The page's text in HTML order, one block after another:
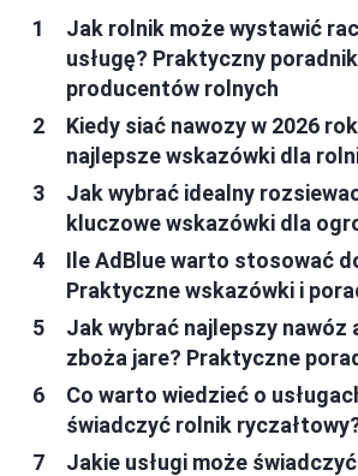
Jak rolnik może wystawić
usługę? Praktyczny
producentów rolnych
Kiedy siać nawozy w 2026
najlepsze wskazówki dla
Jak wybrać idealny
kluczowe wskazówki dla
Ile AdBlue warto stosować
Praktyczne wskazówki i
Jak wybrać najlepszy nawóz
zboża jare? Praktyczne
Co warto wiedzieć o
świadczyć rolnik
Jakie usługi może